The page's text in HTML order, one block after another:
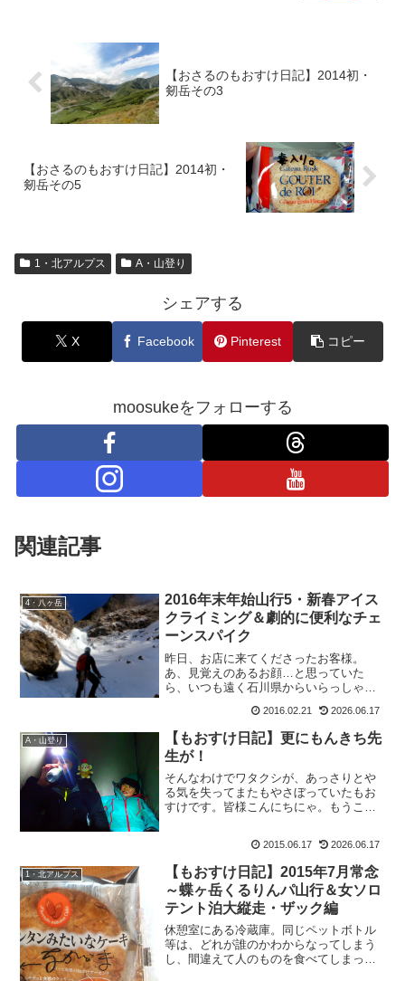
【おさるのもおすけ日記】2014初・
剱岳その3
【おさるのもおすけ日記】2014初・
剱岳その5
1・北アルプス A・山登り
シェアする
X Facebook Pinterest コピー
moosukeをフォローする
関連記事
4・八ヶ岳
2016年末年始山行5・新春アイス
クライミング＆劇的に便利なチェ
ーンスパイク
昨日、お店に来てくださったお客様。
あ、見覚えのあるお顔…と思っていた
ら、いつも遠く石川県からいらっしゃる
お客様。おやびんのお客様でもあるそう
で、身内共々お世話になっております
ー。なぁんて、ご挨拶をしていた...
2016.02.21 2026.06.17
A・山登り
【もおすけ日記】更にもんきち先
生が！
そんなわけでワタクシが、あっさりとや
る気を失ってまたもやさぼっていたもお
すけです。皆様こんにちにゃ。もうこの
「書け書け攻撃」。くまこさんご夫妻、
ようちゃん、Y氏とブログ...
2015.06.17 2026.06.17
1・北アルプス
【もおすけ日記】2015年7月常念
～蝶ヶ岳くるりんパ山行＆女ソロ
テント泊大縦走・ザック編
休憩室にある冷蔵庫。同じペットボトル
等は、どれが誰のかわからなってしまう
し、間違えて人のものを食べてしまって